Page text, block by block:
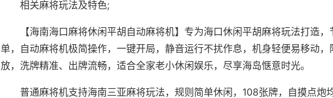
相关麻将玩法及特色;
【海南海口麻将休闲平胡自动麻将机】专为海口休闲平胡麻将玩法打造
单，自动麻将机极简操作，一键开局，静音运行不扰作息，机身轻便易移动
放，洗牌精准、出牌流畅，适合全家老小休闲娱乐，尽享海岛惬意时光。
普通麻将机支持海南三亚麻将玩法，规则简单休闲，108张牌，自摸点炮